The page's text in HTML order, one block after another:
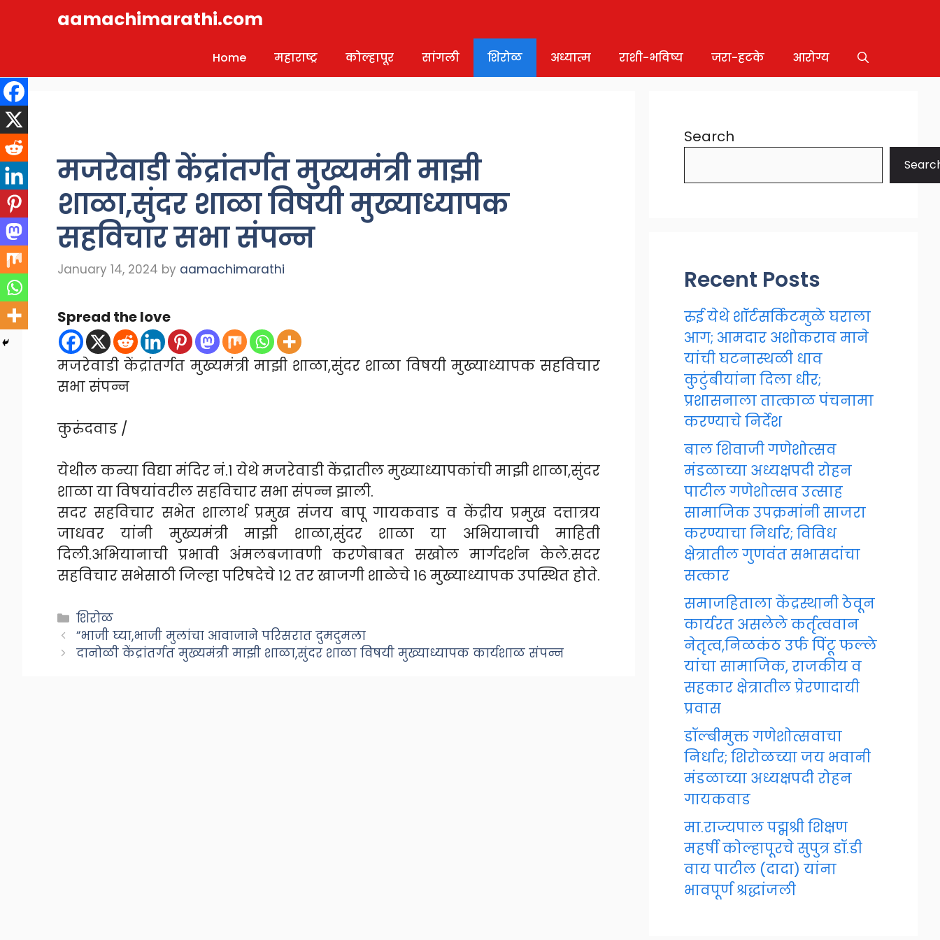
aamachimarathi.com
Home महाराष्ट्र कोल्हापूर सांगली शिरोळ अध्यात्म राशी-भविष्य जरा-हटके आरोग्य
मजरेवाडी केंद्रांतर्गत मुख्यमंत्री माझी
शाळा,सुंदर शाळा विषयी मुख्याध्यापक
सहविचार सभा संपन्न
January 14, 2024 by aamachimarathi
Spread the love
मजरेवाडी केंद्रांतर्गत मुख्यमंत्री माझी शाळा,सुंदर शाळा विषयी मुख्याध्यापक सहविचार
सभा संपन्न
कुरुंदवाड /
येथील कन्या विद्या मंदिर नं.१ येथे मजरेवाडी केंद्रातील मुख्याध्यापकांची माझी शाळा,सुंदर
शाळा या विषयांवरील सहविचार सभा संपन्न झाली.
सदर सहविचार सभेत शालार्थ प्रमुख संजय बापू गायकवाड व केंद्रीय प्रमुख दत्तात्रय
जाधवर यांनी मुख्यमंत्री माझी शाळा,सुंदर शाळा या अभियानाची माहिती
दिली.अभियानाची प्रभावी अंमलबजावणी करणेबाबत सखोल मार्गदर्शन केले.सदर
सहविचार सभेसाठी जिल्हा परिषदेचे १२ तर खाजगी शाळेचे १६ मुख्याध्यापक उपस्थित होते.
Categories
शिरोळ
“भाजी घ्या,भाजी मुलांचा आवाजाने परिसरात दुमदुमला
दानोळी केंद्रांतर्गत मुख्यमंत्री माझी शाळा,सुंदर शाळा विषयी मुख्याध्यापक कार्यशाळ संपन्न
Search
Recent Posts
रुई येथे शॉर्टसर्किटमुळे घराला
आग; आमदार अशोकराव माने
यांची घटनास्थळी धाव
कुटुंबीयांना दिला धीर;
प्रशासनाला तात्काळ पंचनामा
करण्याचे निर्देश
बाल शिवाजी गणेशोत्सव
मंडळाच्या अध्यक्षपदी रोहन
पाटील गणेशोत्सव उत्साह
सामाजिक उपक्रमांनी साजरा
करण्याचा निर्धार; विविध
क्षेत्रातील गुणवंत सभासदांचा
सत्कार
समाजहिताला केंद्रस्थानी ठेवून
कार्यरत असलेले कर्तृत्ववान
नेतृत्व,निळकंठ उर्फ पिंटू फल्ले
यांचा सामाजिक, राजकीय व
सहकार क्षेत्रातील प्रेरणादायी
प्रवास
डॉल्बीमुक्त गणेशोत्सवाचा
निर्धार; शिरोळच्या जय भवानी
मंडळाच्या अध्यक्षपदी रोहन
गायकवाड
मा.राज्यपाल पद्मश्री शिक्षण
महर्षी कोल्हापूरचे सुपुत्र डॉ.डी
वाय पाटील (दादा) यांना
भावपूर्ण श्रद्धांजली